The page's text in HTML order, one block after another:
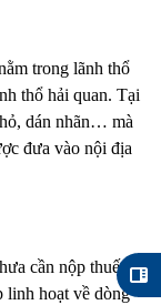
trong lãnh thổ
thổ hải quan. Tại
dán nhãn… mà
đưa vào nội địa
cần nộp thuế
linh hoạt về dòng